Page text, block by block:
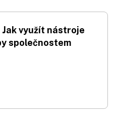
využít nástroje
společnostem